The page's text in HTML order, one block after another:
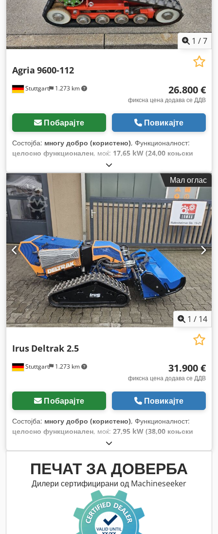
1 /7
Stuttgart 1.273 km
Agria 9600-112
26.800 €
фиксна цена додава се ДДВ
Побарајте Повикајте
Состојба: многу добро (користено), Функционалност:
целосно функционален, моќ: 17,65 kW (24,00 коњски
бензин, гориво:
пренос:друго, Година на изградба:2023,
Мал оглас
1 / 14
Stuttgart 1.273 km
Irus Deltrak 2.5
31.900 €
фиксна цена додава се ДДВ
Побарајте Повикајте
Состојба: многу добро (користено), Функционалност:
целосно функционален, моќ: 27,95 kW (38,00 коњски
2017
ПЕЧАТ ЗА ДОВЕРБА
Дилери сертифицирани од Machineseeker